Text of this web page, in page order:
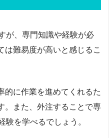
が、専門知識や経験が必
は難易度が高いと感じるこ
的に作業を進めてくれるた
。また、外注することで専
験を学べるでしょう。